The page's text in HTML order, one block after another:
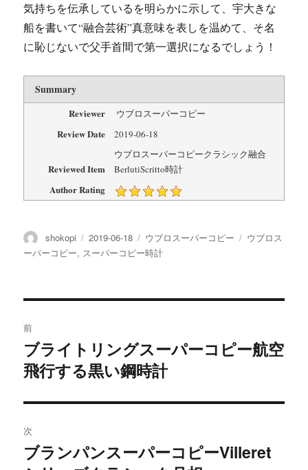
気持ちを伝承しているを明らかに示して、宇大きな
船を書いて“融合芸術”真意味を表しを温めて、そ名
に恥じないで父手首間で第一選択になるでしょう！
Summary
Reviewer ウブロスーパーコピー
Review Date 2019-06-18
Reviewed Item
ウブロスーパーコピークラシック融合
BerlutiScritto時計
Author Rating
投
稿
shokopi
投
稿
2019-06-18
カ
テ
ウブロスーパーコピー
タ
ウブロス
ーパーコピー, スーパーコピー時計
稿
ナ
ビ
ゲ
ー
前
前
の
稿:
ブライトリングスーパーコピー航空
飛行する黒い鋼時計
次
次
ブランパンスーパーコピーVilleret